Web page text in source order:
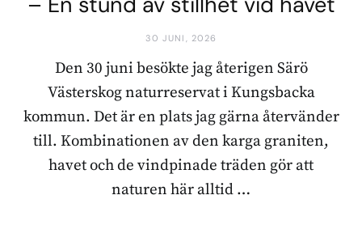
30 JUNI, 2026
Den 30 juni besökte jag återigen Särö
Västerskog naturreservat i Kungsbacka
kommun. Det är en plats jag gärna återvänder
till. Kombinationen av den karga graniten,
havet och de vindpinade träden gör att
naturen här alltid …